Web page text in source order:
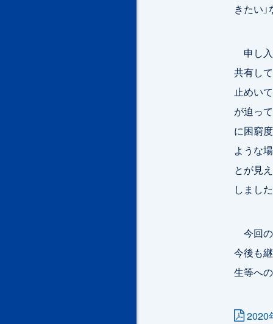
きたい
申し
共有し
止めい
が迫っ
に困窮
ような
とが見
しまし
今回
今後も
生等へ
2020